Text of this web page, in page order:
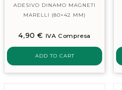
ADESIVO DINAMO MAGNETI
MARELLI (80×42 MM)
4,90€ IVA Compresa
ADD TO CART